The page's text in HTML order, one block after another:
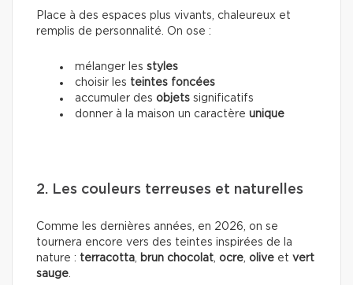
Place à des espaces plus vivants, chaleureux et
remplis de personnalité. On ose :
mélanger les styles
choisir les teintes foncées
accumuler des objets significatifs
donner à la maison un caractère unique
2. Les couleurs terreuses et naturelles
Comme les dernières années, en 2026, on se
tournera encore vers des teintes inspirées de la
nature : terracotta, brun chocolat, ocre, olive et vert
sauge.